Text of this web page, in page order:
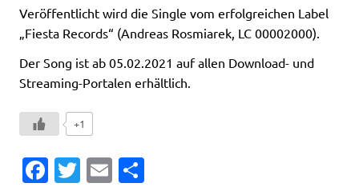
Veröffentlicht wird die Single vom erfolgreichen Label
„Fiesta Records“ (Andreas Rosmiarek, LC 00002000).
Der Song ist ab 05.02.2021 auf allen Download- und
Streaming-Portalen erhältlich.
+1
Fa T
E